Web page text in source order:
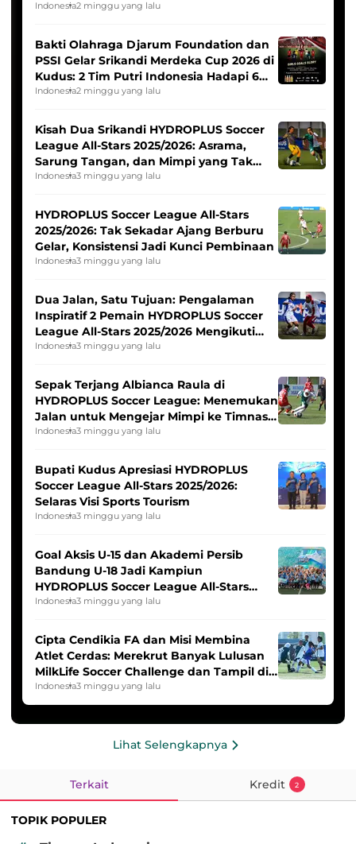
Indonesia2 minggu yang lalu
Bakti Olahraga Djarum Foundation dan
PSSI Gelar Srikandi Merdeka Cup 2026 di
Kudus: 2 Tim Putri Indonesia Hadapi 6
Tim Asia
Indonesia2 minggu yang lalu
Kisah Dua Srikandi HYDROPLUS Soccer
League All-Stars 2025/2026: Asrama,
Sarung Tangan, dan Mimpi yang Tak
Pernah Padam
Indonesia3 minggu yang lalu
HYDROPLUS Soccer League All-Stars
2025/2026: Tak Sekadar Ajang Berburu
Gelar, Konsistensi Jadi Kunci Pembinaan
Indonesia3 minggu yang lalu
Dua Jalan, Satu Tujuan: Pengalaman
Inspiratif 2 Pemain HYDROPLUS Soccer
League All-Stars 2025/2026 Mengikuti
Seleksi Timnas Indonesia Putri
Indonesia3 minggu yang lalu
Sepak Terjang Albianca Raula di
HYDROPLUS Soccer League: Menemukan
Jalan untuk Mengejar Mimpi ke Timnas
Indonesia Putri
Indonesia3 minggu yang lalu
Bupati Kudus Apresiasi HYDROPLUS
Soccer League All-Stars 2025/2026:
Selaras Visi Sports Tourism
Indonesia3 minggu yang lalu
Goal Aksis U-15 dan Akademi Persib
Bandung U-18 Jadi Kampiun
HYDROPLUS Soccer League All-Stars
2025/2026
Indonesia3 minggu yang lalu
Cipta Cendikia FA dan Misi Membina
Atlet Cerdas: Merekrut Banyak Lulusan
MilkLife Soccer Challenge dan Tampil di
HYDROPLUS Soccer League
Indonesia3 minggu yang lalu
Lihat Selengkapnya
Terkait Kredit 2
TOPIK POPULER